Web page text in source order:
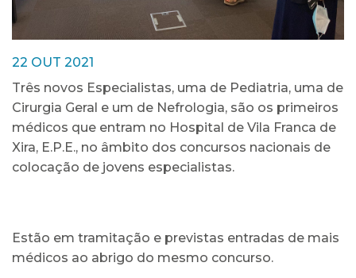
22 OUT 2021
Três novos Especialistas, uma de Pediatria, uma de
Cirurgia Geral e um de Nefrologia, são os primeiros
médicos que entram no Hospital de Vila Franca de
Xira, E.P.E., no âmbito dos concursos nacionais de
colocação de jovens especialistas.
Estão em tramitação e previstas entradas de mais
médicos ao abrigo do mesmo concurso.